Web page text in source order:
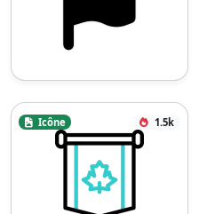
Icône 1.5k